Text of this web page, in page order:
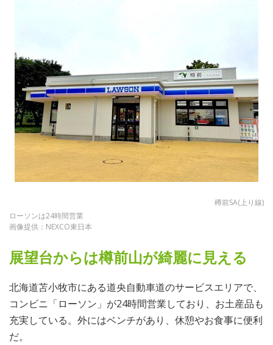
樽前SA(上り線)
ローソンは24時間営業
画像提供：NEXCO東日本
展望台からは樽前山が綺麗に見える
北海道苫小牧市にある道央自動車道のサービスエリアで、
コンビニ「ローソン」が24時間営業しており、お土産品も
充実している。外にはベンチがあり、休憩やお食事に便利
だ。